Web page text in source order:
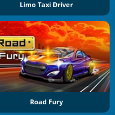
Limo Taxi Driver
Road Fury